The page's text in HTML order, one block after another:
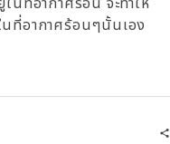
นที่อากาศร้อนๆนั้นเอง